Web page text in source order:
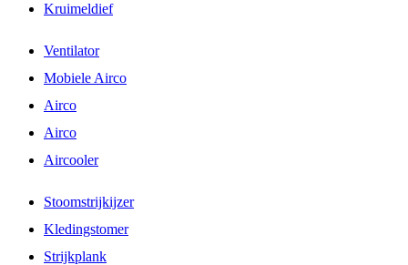
Kruimeldief
Ventilator
Mobiele Airco
Airco
Airco
Aircooler
Stoomstrijkijzer
Kledingstomer
Strijkplank